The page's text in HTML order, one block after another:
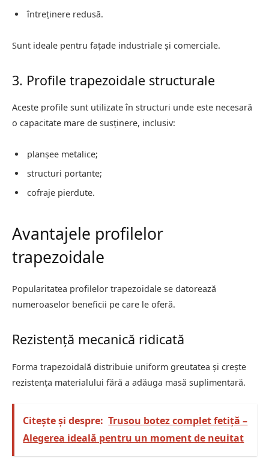
întreținere redusă.
Sunt ideale pentru fațade industriale și comerciale.
3. Profile trapezoidale structurale
Aceste profile sunt utilizate în structuri unde este necesară
o capacitate mare de susținere, inclusiv:
planșee metalice;
structuri portante;
cofraje pierdute.
Avantajele profilelor
trapezoidale
Popularitatea profilelor trapezoidale se datorează
numeroaselor beneficii pe care le oferă.
Rezistență mecanică ridicată
Forma trapezoidală distribuie uniform greutatea și crește
rezistența materialului fără a adăuga masă suplimentară.
Citește și despre: Trusou botez complet fetiță –
Alegerea ideală pentru un moment de neuitat